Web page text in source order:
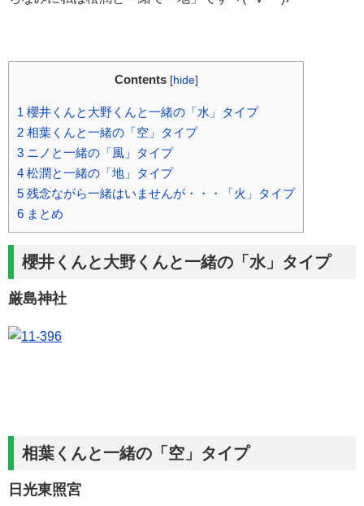
Contents [hide]
1 櫻井くんと大野くんと一緒の「水」タイプ
2 相葉くんと一緒の「空」タイプ
3 ニノと一緒の「風」タイプ
4 松潤と一緒の「地」タイプ
5 残念ながら一緒はいませんが・・・「火」タイプ
6 まとめ
櫻井くんと大野くんと一緒の「水」タイプ
厳島神社
相葉くんと一緒の「空」タイプ
日光東照宮